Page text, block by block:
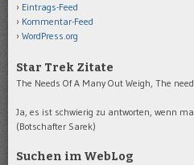
Eintrags-Feed
Kommentar-Feed
WordPress.org
Star Trek Zitate
The Needs Of A Many Out Weigh, The
Ja, es ist schwierig zu antworten, wenn
(Botschafter Sarek)
Suchen im WebLog